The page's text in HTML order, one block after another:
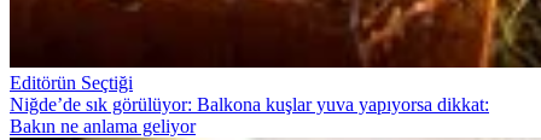
Editörün Seçtiği
Niğde’de sık görülüyor: Balkona kuşlar yuva yapıyorsa dikkat:
Bakın ne anlama geliyor